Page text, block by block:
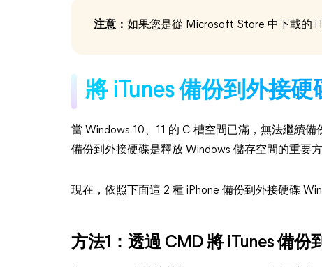
注意： 如果您是從 Microsoft Store 中下載的
將 iTunes 備份到外接硬
當 Windows 10、11 的 C 槽空間已滿，無法繼續備
備份到外接硬碟是釋放 Windows 儲存空間的重要方
現在，依照下面這 2 種 iPhone 備份到外接硬碟
方法1：透過 CMD 將 iTunes 備份